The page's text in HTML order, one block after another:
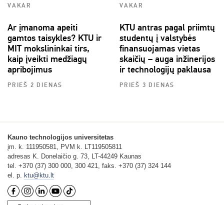
VAKAR VAKAR
Ar įmanoma apeiti
gamtos taisykles? KTU ir
MIT mokslininkai tirs,
kaip įveikti medžiagų
apribojimus
PRIEŠ 2 DIENAS
KTU antras pagal priimtų
studentų į valstybės
finansuojamas vietas
skaičių – auga inžinerijos
ir technologijų paklausa
PRIEŠ 3 DIENAS
Kauno technologijos universitetas
įm. k. 111950581, PVM k. LT119505811
adresas K. Donelaičio g. 73, LT-44249 Kaunas
tel. +370 (37) 300 000, 300 421, faks. +370 (37) 324 144
el. p. ktu@ktu.lt